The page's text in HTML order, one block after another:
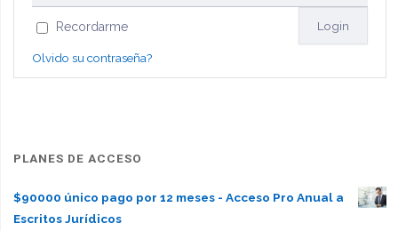
Recordarme
Olvido su contraseña?
PLANES DE ACCESO
$90000 único pago por 12 meses - Acceso Pro Anual a
Escritos Jurídicos